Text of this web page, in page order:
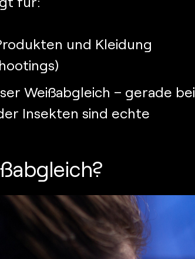
und Kleidung
Weißabgleich – gerade bei
Insekten sind echte